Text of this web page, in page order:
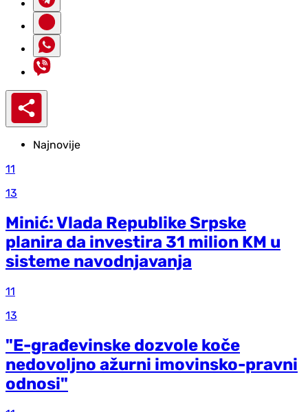
Najnovije
11
13
Minić: Vlada Republike Srpske
planira da investira 31 milion KM u
sisteme navodnjavanja
11
13
"E-građevinske dozvole koče
nedovoljno ažurni imovinsko-pravni
odnosi"